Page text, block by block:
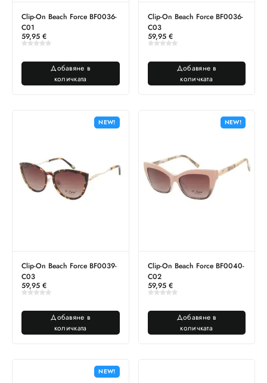
Clip-On Beach Force BF0036-
C01
59,95 €
Добавяне в
количката
Clip-On Beach Force BF0036-
C03
59,95 €
Добавяне в
количката
NEW!
Clip-On Beach Force BF0039-
C03
59,95 €
Добавяне в
количката
NEW!
Clip-On Beach Force BF0040-
C02
59,95 €
Добавяне в
количката
NEW!